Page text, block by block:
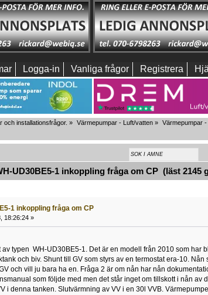
Logga-in Vanliga frågor Registrera
och installationsfrågor. » Värmepumpar - Luft/vatten» Värmepumpar
UD30BE5-1 inkoppling fråga om CP (läst 2145
1 inkoppling fråga om CP
18:26:24 »
typen WH-UD30BE5-1. Det är en modell från 2010 som har
och biv. Shunt till GV som styrs av en termostat era-10.
och vill ju bara ha en. Fråga 2 är om nån har nån
som följde med men det står inget om tillskott i nån av
i denna tanken. Slutvärmning av VV i en 30l VVB.